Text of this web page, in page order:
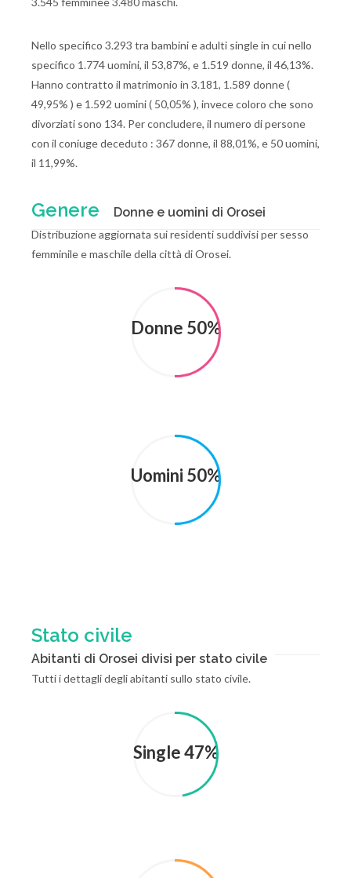
Nello specifico 3.293 tra bambini e adulti single in cui nello
specifico 1.774 uomini, il 53,87%, e 1.519 donne, il 46,13%.
Hanno contratto il matrimonio in 3.181, 1.589 donne (
49,95% ) e 1.592 uomini ( 50,05% ), invece coloro che sono
divorziati sono 134. Per concludere, il numero di persone
con il coniuge deceduto : 367 donne, il 88,01%, e 50 uomini,
il 11,99%.
Genere Donne e uomini di Orosei
Distribuzione aggiornata sui residenti suddivisi per sesso
femminile e maschile della città di Orosei.
Donne 50%
Uomini 50%
Stato civile
Abitanti di Orosei divisi per stato civile
Tutti i dettagli degli abitanti sullo stato civile.
Single 47%